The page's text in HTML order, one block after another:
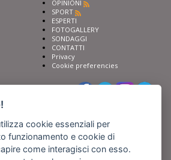
OPINIONI
SPORT
ESPERTI
FOTOGALLERY
SONDAGGI
CONTATTI
Privacy
Cookie preferencies
cookie essenziali per
funzionamento e cookie di
come interagisci con esso.